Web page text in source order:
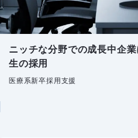
ニッチな分野での成長中企
生の採用
医療系新卒採用支援